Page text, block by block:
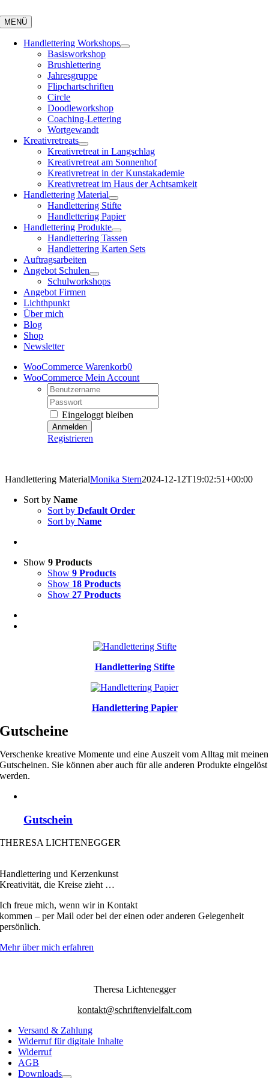
Inhalt
springen
MENÜ
Handlettering Workshops
Basisworkshop
Brushlettering
Jahresgruppe
Flipchartschriften
Circle
Doodleworkshop
Coaching-Lettering
Wortgewandt
Kreativretreats
Kreativretreat in Langschlag
Kreativretreat am Sonnenhof
Kreativretreat in der Kunstakademie
Kreativretreat im Haus der Achtsamkeit
Handlettering Material
Handlettering Stifte
Handlettering Papier
Handlettering Produkte
Handlettering Tassen
Handlettering Karten Sets
Auftragsarbeiten
Angebot Schulen
Schulworkshops
Angebot Firmen
Lichthpunkt
Über mich
Blog
Shop
Newsletter
WooCommerce Warenkorb0
WooCommerce Mein Account
Username:
Password:
Eingeloggt bleiben
Registrieren
Handlettering MaterialMonika Stern2024-12-12T19:02:51+00:00
Sort byName
Sort byDefault Order
Sort byName
Show9 Products
Show9 Products
Show 18 Products
Show27 Products
Handlettering Stifte
Handlettering Papier
Gutscheine
Verschenke kreative Momente und eine Auszeit vom Alltag mit meinen
Gutscheinen. Sie können aber auch für alle anderen Produkte eingelöst
werden.
Gutschein
THERESA LICHTENEGGER
Handlettering und Kerzenkunst
Kreativität, die Kreise zieht …
Ich freue mich, wenn wir in Kontakt
kommen – per Mail oder bei der einen oder anderen Gelegenheit
persönlich.
Mehr über mich erfahren
Theresa Lichtenegger
kontakt@schriftenvielfalt.com
Versand & Zahlung
Widerruf für digitale Inhalte
Widerruf
AGB
Downloads